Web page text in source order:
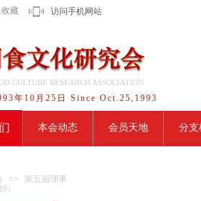
收藏 访问手机网站
年10月25日 Since Oct.25,1993
CULTURE RESEARCH ASSOCIATION
本会动态 会员天地 分支
>>
第五届理事
）